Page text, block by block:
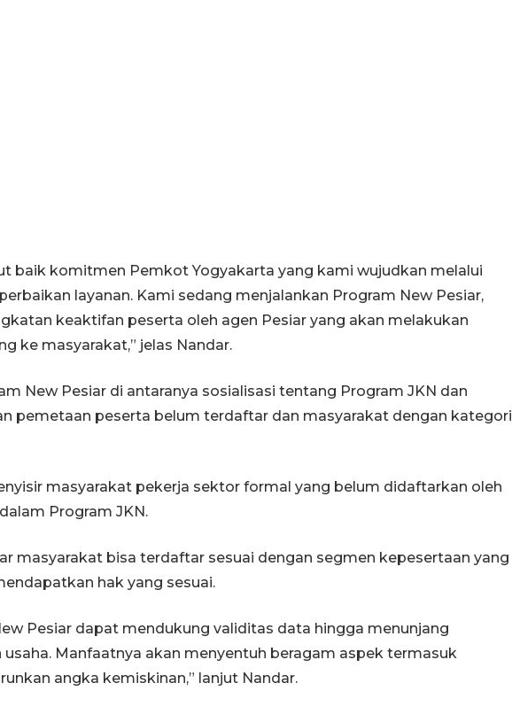
baik komitmen Pemkot Yogyakarta yang kami wujudkan melalui
layanan. Kami sedang menjalankan Program New Pesiar,
keaktifan peserta oleh agen Pesiar yang akan melakukan
ke masyarakat,” jelas Nandar.
New Pesiar di antaranya sosialisasi tentang Program JKN dan
pemetaan peserta belum terdaftar dan masyarakat dengan kategori
masyarakat pekerja sektor formal yang belum didaftarkan oleh
Program JKN.
masyarakat bisa terdaftar sesuai dengan segmen kepesertaan yang
hak yang sesuai.
Pesiar dapat mendukung validitas data hingga menunjang
Manfaatnya akan menyentuh beragam aspek termasuk
angka kemiskinan,” lanjut Nandar.
Pasokan hortikultura
melimpah picu deflasi DIY
06 August 2026 11:37 WIB